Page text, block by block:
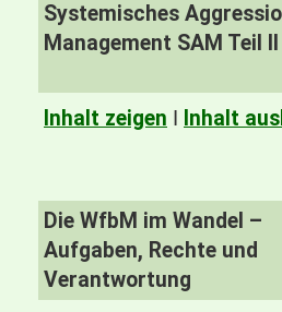
Systemisches
Management SAM Teil II
Inhalt zeigen I Inhalt
Die WfbM im Wandel –
Aufgaben, Rechte und
Verantwortung